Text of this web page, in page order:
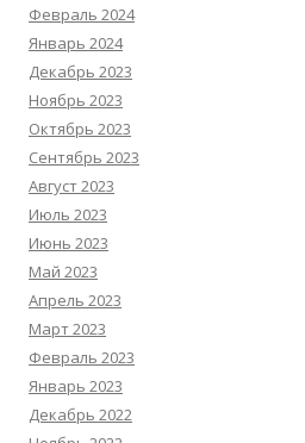
Февраль 2024
Январь 2024
Декабрь 2023
Ноябрь 2023
Октябрь 2023
Сентябрь 2023
Август 2023
Июль 2023
Июнь 2023
Май 2023
Апрель 2023
Март 2023
Февраль 2023
Январь 2023
Декабрь 2022